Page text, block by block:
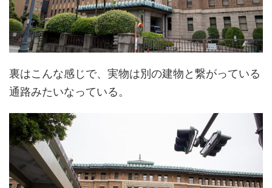
裏はこんな感じで、実物は別の建物と繋がっている
通路みたいなっている。